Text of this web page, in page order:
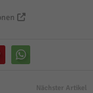
Nächster Artikel
werden
Medien akzeptiert
Einwilligung